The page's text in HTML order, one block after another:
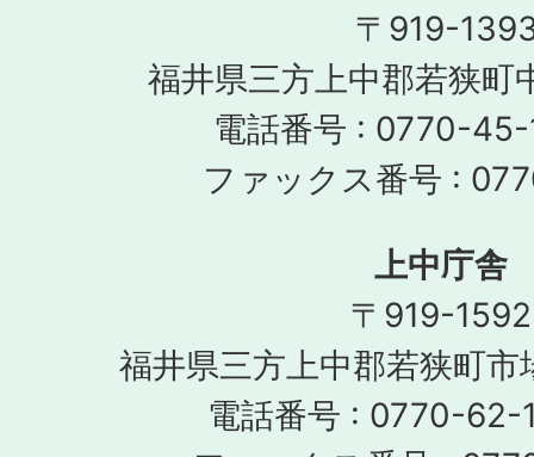
〒919-
福井県三方上中郡若狭町
電話番号 : 0770-45-
ファックス番号 :
上中庁舎
〒919-1592
福井県三方上中郡若狭町
電話番号 : 0770-62-